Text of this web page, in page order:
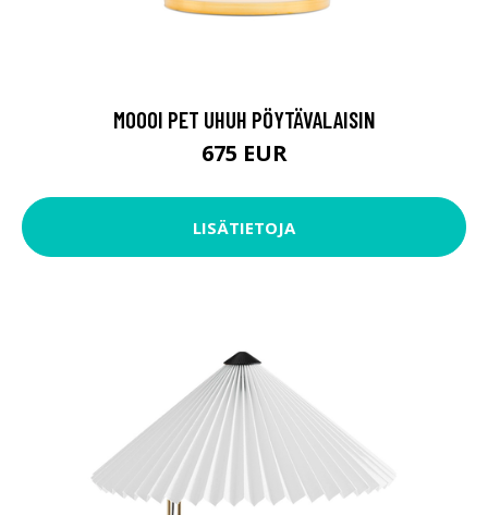
MOOOI PET UHUH PÖYTÄVALAISIN
675 EUR
LISÄTIETOJA